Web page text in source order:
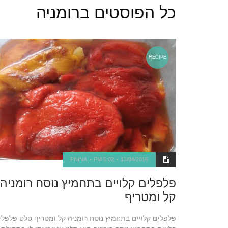
כל הפוסטים ברומניה
RECIPE
13/04/2016
5:02 PM
PNINA
פלפלים קלויים בתחמיץ נוסח רומניה
קל ומטריף
פלפלים קלויים בתחמיץ נוסח רומניה קל ומטריף סלט